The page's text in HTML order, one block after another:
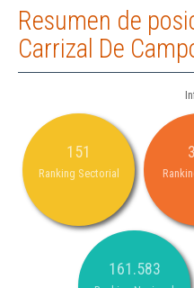
Resumen de
Carrizal De
151
Ranking Sectorial
161.583